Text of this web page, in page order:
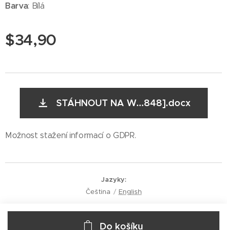
Barva: Bílá
$34,90
Do košíku
STÁHNOUT NA W...848].docx
Možnost stažení informací o GDPR.
Jazyky
Čeština
English